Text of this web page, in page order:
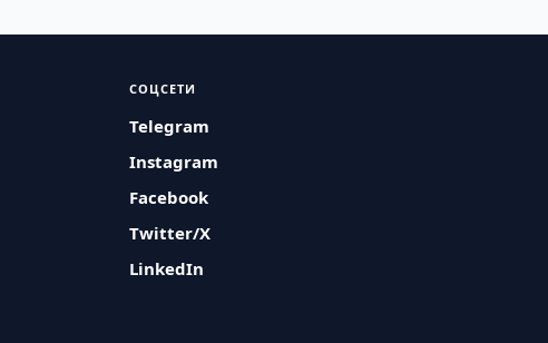
СОЦСЕТИ
Telegram
Instagram
Facebook
Twitter/X
LinkedIn